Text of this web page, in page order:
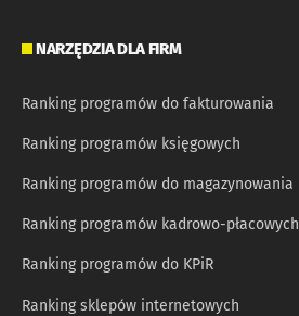
NARZĘDZIA DLA FIRM
Ranking programów do fakturowania
Ranking programów księgowych
Ranking programów do magazynowania
Ranking programów kadrowo-płacowych
Ranking programów do KPiR
Ranking sklepów internetowych